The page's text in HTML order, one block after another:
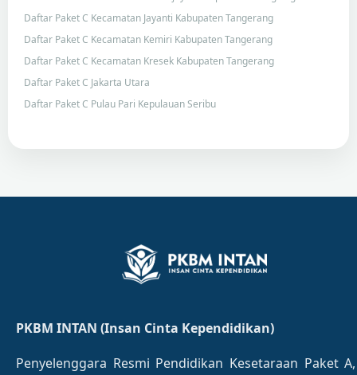
Daftar Paket C Kecamatan Jayanti Kabupaten Tangerang
Daftar Paket C Kecamatan Kemiri Kabupaten Tangerang
Daftar Paket C Kecamatan Kresek Kabupaten Tangerang
Daftar Paket C Jakarta Utara
Daftar Paket C Pulau Pari Kepulauan Seribu
PKBM INTAN (Insan Cinta Kependidikan)
Penyelenggara Resmi Pendidikan Kesetaraan Paket